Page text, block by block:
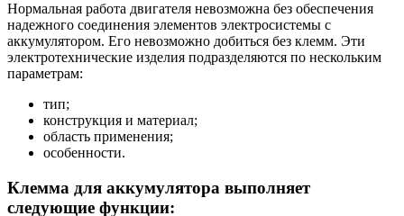
Нормальная работа двигателя невозможна без обеспечения
надежного соединения элементов электросистемы с
аккумулятором. Его невозможно добиться без клемм. Эти
электротехнические изделия подразделяются по нескольким
параметрам:
тип;
конструкция и материал;
область применения;
особенности.
Клемма для аккумулятора выполняет
следующие функции: